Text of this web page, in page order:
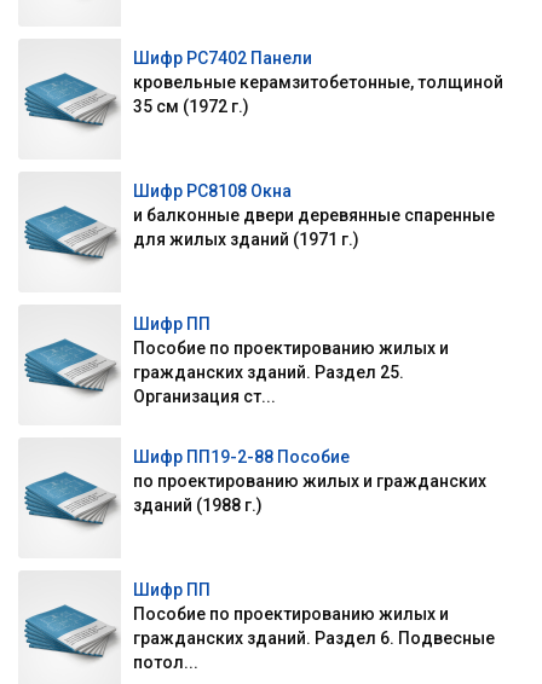
Шифр РС7402 Панели
кровельные керамзитобетонные, толщиной
35 см (1972 г.)
Шифр РС8108 Окна
и балконные двери деревянные спаренные
для жилых зданий (1971 г.)
Шифр ПП
Пособие по проектированию жилых и
гражданских зданий. Раздел 25.
Организация ст...
Шифр ПП19-2-88 Пособие
по проектированию жилых и гражданских
зданий (1988 г.)
Шифр ПП
Пособие по проектированию жилых и
гражданских зданий. Раздел 6. Подвесные
потол...